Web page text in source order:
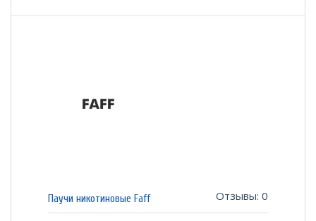
Отзывы: 0
Паучи никотиновые Faff